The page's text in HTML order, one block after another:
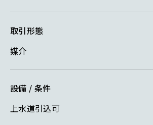
取引形態
媒介
設備 / 条件
上水道引込可